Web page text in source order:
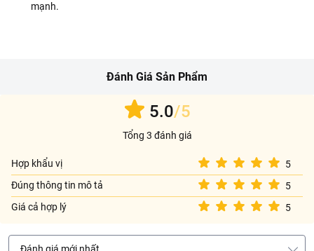
mạnh.
Đánh Giá Sản Phẩm
5.0/5
Tổng 3 đánh giá
Hợp khẩu vị
5
Đúng thông tin mô tả
5
Giá cả hợp lý
5
Đánh giá mới nhất